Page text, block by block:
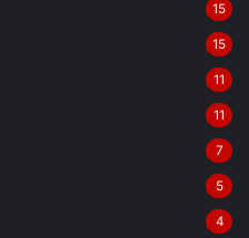
15
15
11
11
7
5
4